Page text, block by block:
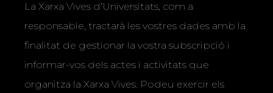
La Xarxa Vives d’Universitats, com a
responsable, tractarà les vostres dades amb la
finalitat de gestionar la vostra subscripció i
informar-vos dels actes i activitats que
organitza la Xarxa Vives. Podeu exercir els